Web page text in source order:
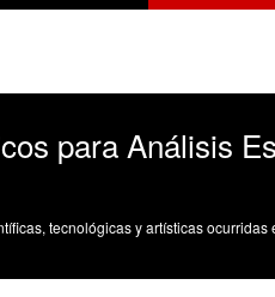
Análisis
y artísticas ocurridas en los tres